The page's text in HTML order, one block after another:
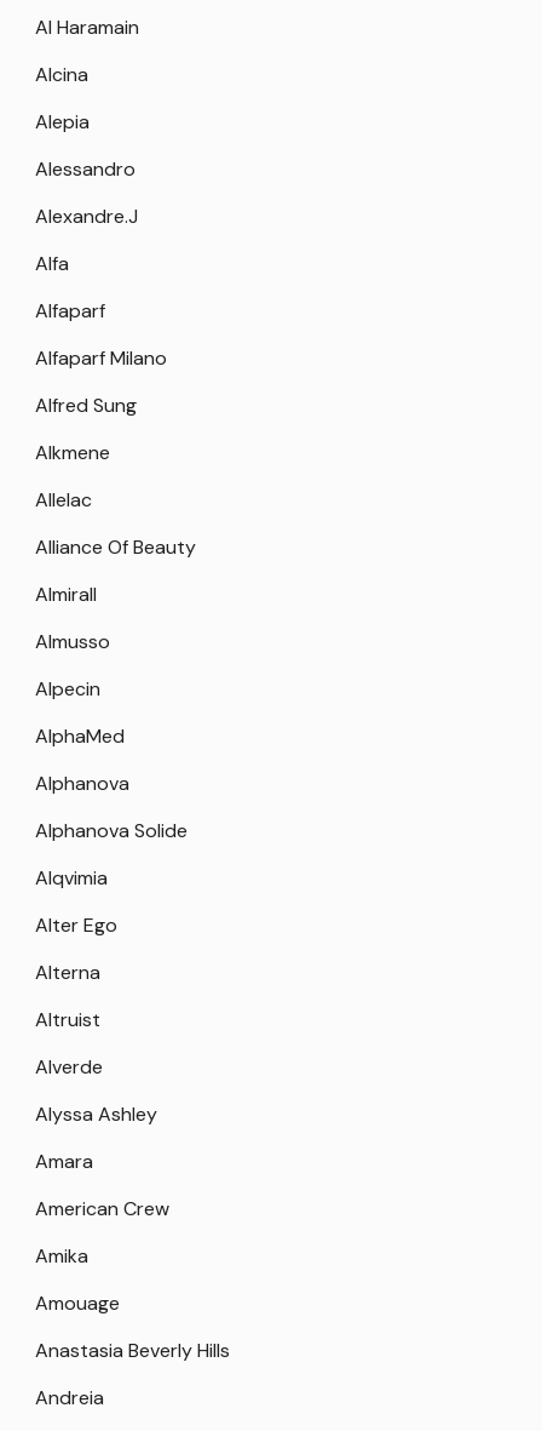
Al Haramain
Alcina
Alepia
Alessandro
Alexandre.J
Alfa
Alfaparf
Alfaparf Milano
Alfred Sung
Alkmene
Allelac
Alliance Of Beauty
Almirall
Almusso
Alpecin
AlphaMed
Alphanova
Alphanova Solide
Alqvimia
Alter Ego
Alterna
Altruist
Alverde
Alyssa Ashley
Amara
American Crew
Amika
Amouage
Anastasia Beverly Hills
Andreia